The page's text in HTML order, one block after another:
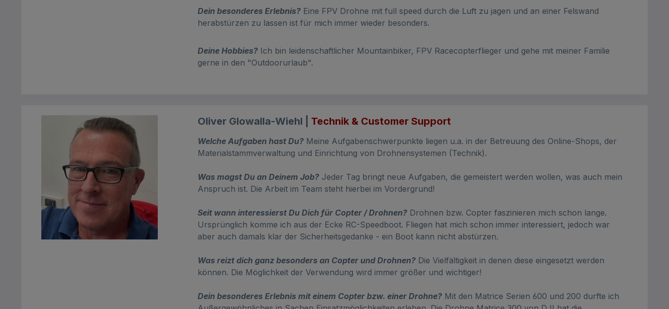
Dein besonderes Erlebnis? Eine FPV Drohne mit full speed durch die Luft zu jagen und an einer Felswand
herabstürzen zu lassen ist für mich immer wieder besonders.
Deine Hobbies? Ich bin leidenschaftlicher Mountainbiker, FPV Racecopterflieger und gehe mit meiner Familie
gerne in den "Outdoorurlaub".
Oliver Glowalla-Wiehl | Technik & Customer Support
Welche Aufgaben hast Du? Meine Aufgabenschwerpunkte liegen u.a. in der Betreuung des Online-Shops, der
Materialstammverwaltung und Einrichtung von Drohnensystemen (Technik).
Was magst Du an Deinem Job? Jeder Tag bringt neue Aufgaben, die gemeistert werden wollen, was auch mein
Anspruch ist. Die Arbeit im Team steht hierbei im Vordergrund!
Seit wann interessierst Du Dich für Copter / Drohnen? Drohnen bzw. Copter faszinieren mich schon lange.
Ursprünglich komme ich aus der Ecke RC-Speedboot. Fliegen hat mich schon immer interessiert, jedoch war
aber auch damals klar der Sicherheitsgedanke - ein Boot kann nicht abstürzen.
Was reizt dich ganz besonders an Copter und Drohnen? Die Vielfältigkeit in denen diese eingesetzt werden
können. Die Möglichkeit der Verwendung wird immer größer und wichtiger!
Dein besonderes Erlebnis mit einem Copter bzw. einer Drohne? Mit den Matrice Serien 600 und 200 durfte ich